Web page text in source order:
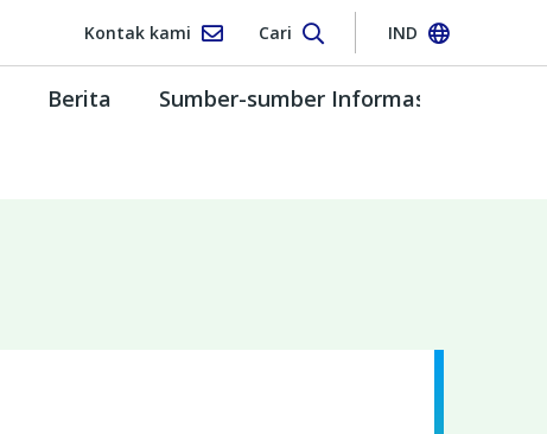
Kontak kami Cari IND
Berita Sumber-sumber Informasi